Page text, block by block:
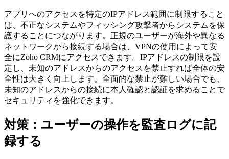
アプリへのアクセスを特定のIPアドレス範囲に制限すること
は、不正なシステムやフィッシング攻撃者からシステムを保
護することにつながります。正規のユーザーが海外や異なる
ネットワークから接続する場合は、VPNの使用によって安
全にZoho CRMにアクセスできます。IPアドレスの制限を設
定し、未知のアドレスからのアクセスを禁止すれば全体の安
全性は大きく向上します。全面的な禁止が難しい場合でも、
未知のアドレスからの接続に本人確認と認証を求めることで
セキュリティを強化できます。
対策：ユーザーの操作を監査ログに記
録する